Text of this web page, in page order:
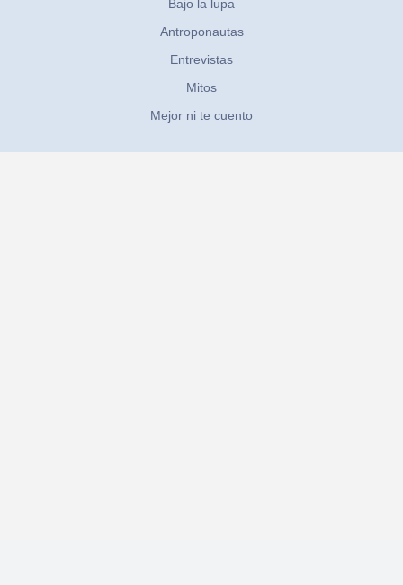
Bajo la lupa
Antroponautas
Entrevistas
Mitos
Mejor ni te cuento